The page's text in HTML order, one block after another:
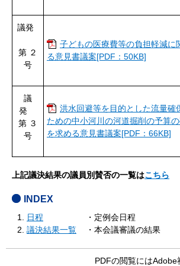
議発
第 ２
号
子どもの医療費等の負担軽減に
る意見書議案[PDF：50KB]
議
発
第 ３
号
洪水回避等を目的とした流量確
ための中小河川の河道掘削の予算
を求める意見書議案[PDF：66KB]
上記議決結果の議員別賛否の一覧はこちら
INDEX
日程
・定例会日程
議決結果一覧
・本会議審議の結果
PDFの閲覧にはAdobe